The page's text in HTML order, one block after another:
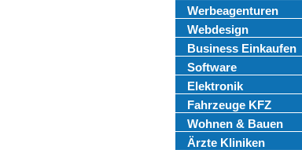
Werbeagenturen
Webdesign
Business Einkaufen
Software
Elektronik
Fahrzeuge KFZ
Wohnen & Bauen
Ärzte Kliniken